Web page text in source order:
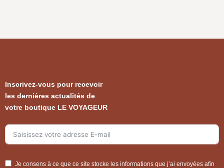
Inscrivez-vous pour recevoir
les dernières actualités de
votre boutique LE VOYAGEUR
Je consens à ce que ce site stocke les informations que j’ai envoyées afin